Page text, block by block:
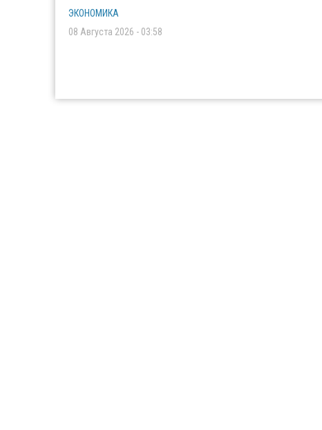
ЭКОНОМИКА
08 Августа 2026 - 03:58